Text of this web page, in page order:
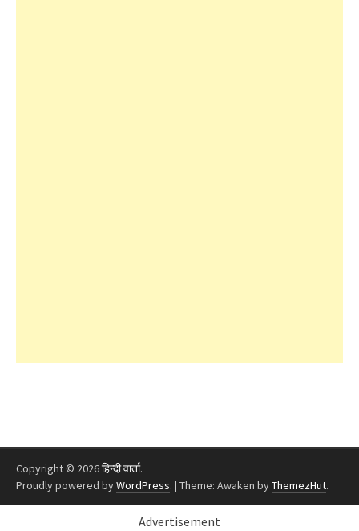
Copyright © 2026हिन्दी वार्ता.
Proudly powered byWordPress. | Theme: Awaken byThemezHut.
Advertisement